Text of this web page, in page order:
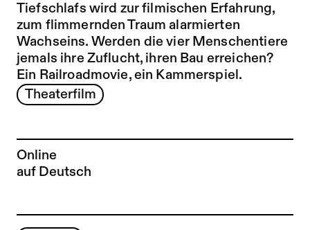
Theaterfilm
Online
auf Deutsch
Tiefschlafs wird zur filmischen Erfahrung,
zum flimmernden Traum alarmierten
Wachseins. Werden die vier Menschentiere
jemals ihre Zuflucht, ihren Bau erreichen?
Ein Railroadmovie, ein Kammerspiel.